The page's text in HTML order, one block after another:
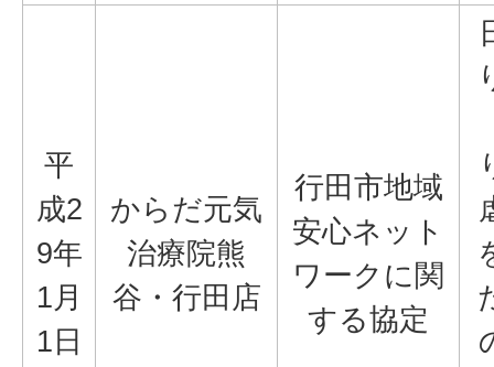
平
成2
9年
1月
1日
からだ元気
治療院熊
谷・行田店
行田市地域
安心ネット
ワークに関
する協定